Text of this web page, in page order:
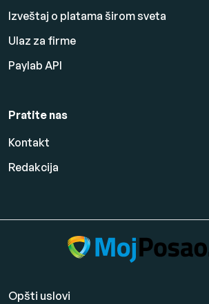
Izveštaj o platama širom sveta
Ulaz za firme
Paylab API
Pratite nas
Kontakt
Redakcija
Opšti uslovi